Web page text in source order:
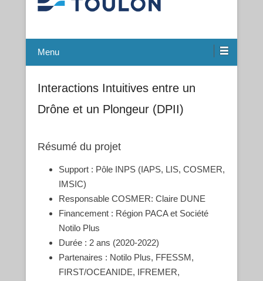
Menu
Interactions Intuitives entre un
Drône et un Plongeur (DPII)
Résumé du projet
Support : Pôle INPS (IAPS, LIS, COSMER,
IMSIC)
Responsable COSMER: Claire DUNE
Financement : Région PACA et Société
Notilo Plus
Durée : 2 ans (2020-2022)
Partenaires : Notilo Plus, FFESSM,
FIRST/OCEANIDE, IFREMER,